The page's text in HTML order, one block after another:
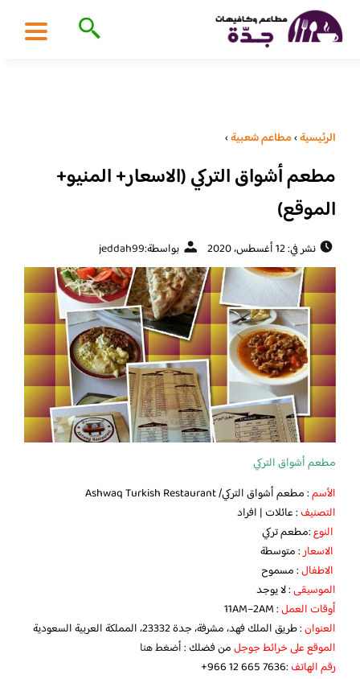
الرئيسية›مطاعم شعبية›
مطعم أشواق التركي (الاسعار+ المنيو+
الموقع)
نشر في: 12 أغسطس، 2020 بواسطة:jeddah99
مطعم أشواق التركي
الأسم: مطعم أشواق التركي/ Ashwaq Turkish Restaurant
التصنيف: عائلات | افراد
النوع:مطعم تركي
الاسعار: متوسطة
الاطفال: مسموح
الموسيقى: لا يوجد
أوقات العمل: 11AM–2AM
العنوان: طريق الملك فهد، مشرفة، جدة 23332، المملكة العربية السعودية
الموقع على خرائط جوجلمن فضلك :أضغط هنا
رقم الهاتف:‪ ‏‪+966 12 665 7636‬‏